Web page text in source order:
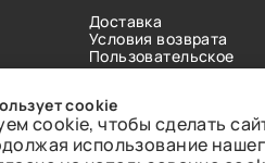
Доставка
Условия возврата
Пользовательское
соглашение
Статьи
cookie
cookie, чтобы сделать
использование